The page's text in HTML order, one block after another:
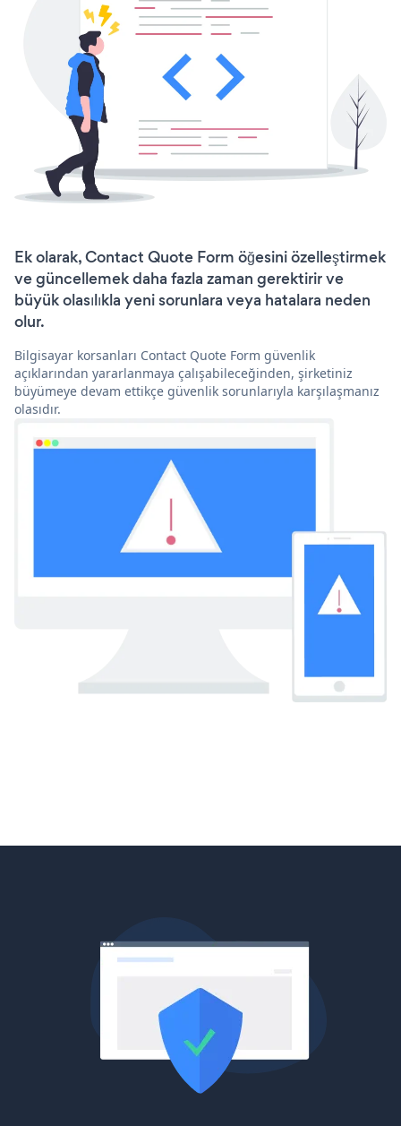
Ek olarak, Contact Quote Form öğesini özelleştirmek
ve güncellemek daha fazla zaman gerektirir ve
büyük olasılıkla yeni sorunlara veya hatalara neden
olur.
Bilgisayar korsanları Contact Quote Form güvenlik
açıklarından yararlanmaya çalışabileceğinden, şirketiniz
büyümeye devam ettikçe güvenlik sorunlarıyla karşılaşmanız
olasıdır.